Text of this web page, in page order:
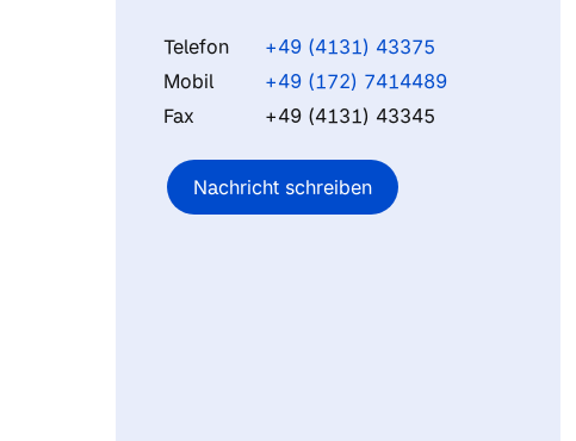
Telefon
+49 (4131) 43375
Mobil
+49 (172) 7414489
Fax
+49 (4131) 43345
Nachricht schreiben